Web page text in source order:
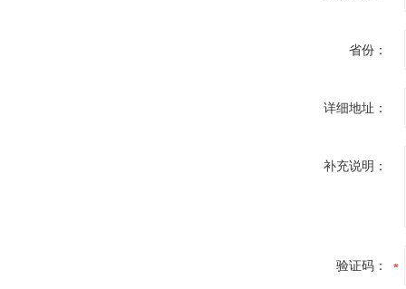
省份：
详细地址：
补充说明：
验证码：